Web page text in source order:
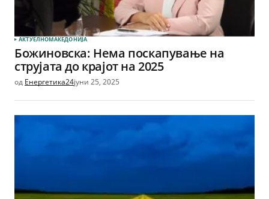
АКТУЕЛНОМАКЕДОНИЈА
Божиновска: Нема поскапување на
струјата до крајот на 2025
од Енергетика24јуни 25, 2025